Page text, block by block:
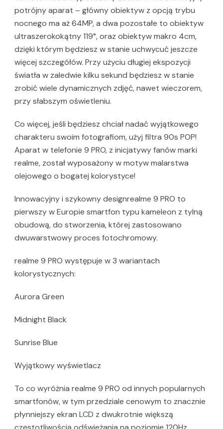
potrójny aparat – główny obiektyw z opcją trybu
nocnego ma aż 64MP, a dwa pozostałe to obiektyw
ultraszerokokątny 119°, oraz obiektyw makro 4cm,
dzięki którym będziesz w stanie uchwycuć jeszcze
więcej szczegółów. Przy użyciu długiej ekspozycji
światła w zaledwie kilku sekund będziesz w stanie
zrobić wiele dynamicznych zdjęć, nawet wieczorem,
przy słabszym oświetleniu.
Co więcej, jeśli będziesz chciał nadać wyjątkowego
charakteru swoim fotografiom, użyj filtra 90s POP!
Aparat w telefonie 9 PRO, z inicjatywy fanów marki
realme, został wyposażony w motyw malarstwa
olejowego o bogatej kolorystyce!
Innowacyjny i szykowny designrealme 9 PRO to
pierwszy w Europie smartfon typu kameleon z tylną
obudową, do stworzenia, której zastosowano
dwuwarstwowy proces fotochromowy.
realme 9 PRO występuje w 3 wariantach
kolorystycznych:
Aurora Green
Midnight Black
Sunrise Blue
Wyjątkowy wyświetlacz
To co wyróżnia realme 9 PRO od innych popularnych
smartfonów, w tym przedziale cenowym to znacznie
płynniejszy ekran LCD z dwukrotnie większą